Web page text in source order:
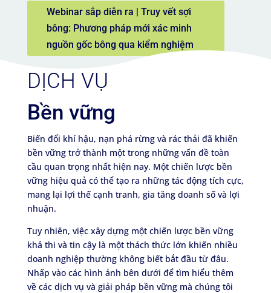
Webinar sắp diễn ra | Truy vết sợi
bông: Phương pháp mới xác minh
nguồn gốc bông qua kiểm nghiệm
DỊCH VỤ
Bền vững
Biến đổi khí hậu, nạn phá rừng và rác thải đã khiến
bền vững trở thành một trong những vấn đề toàn
cầu quan trọng nhất hiện nay. Một chiến lược bền
vững hiệu quả có thể tạo ra những tác động tích cực,
mang lại lợi thế cạnh tranh, gia tăng doanh số và lợi
nhuận.
Tuy nhiên, việc xây dựng một chiến lược bền vững
khả thi và tin cậy là một thách thức lớn khiến nhiều
doanh nghiệp thường không biết bắt đầu từ đâu.
Nhấp vào các hình ảnh bên dưới để tìm hiểu thêm
về các dịch vụ và giải pháp bền vững mà chúng tôi